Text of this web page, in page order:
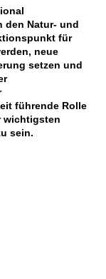
den Natur- und
für
neue
setzen und
führende Rolle
wichtigsten
sein.